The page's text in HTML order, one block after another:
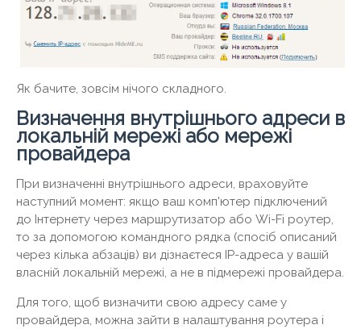
Як бачите, зовсім нічого складного.
Визначення внутрішнього адреси в
локальній мережі або мережі
провайдера
При визначенні внутрішнього адреси, враховуйте
наступний момент: якщо ваш комп'ютер підключений
до Інтернету через маршрутизатор або Wi-Fi роутер,
то за допомогою командного рядка (спосіб описаний
через кілька абзаців) ви дізнаєтеся IP-адреса у вашій
власній локальній мережі, а не в підмережі провайдера.
Для того, щоб визначити свою адресу саме у
провайдера, можна зайти в налаштування роутера і